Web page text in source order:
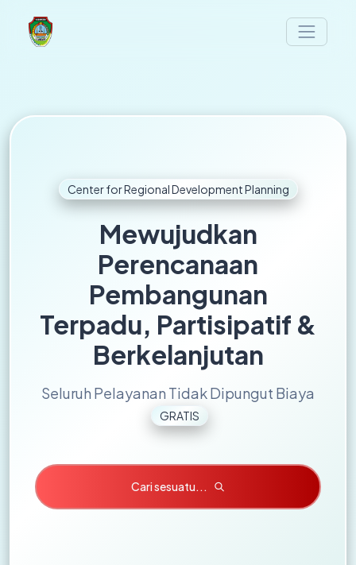
Center for Regional Development Planning
Mewujudkan
Perencanaan
Pembangunan
Terpadu, Partisipatif &
Berkelanjutan
Seluruh Pelayanan Tidak Dipungut Biaya
GRATIS
Cari sesuatu...